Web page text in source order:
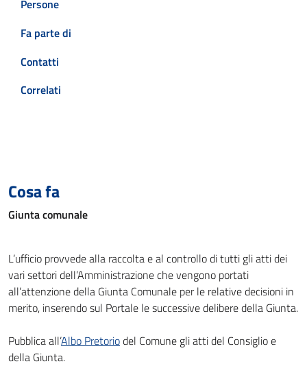
Persone
Fa parte di
Contatti
Correlati
Cosa fa
Giunta comunale
L’ufficio provvede alla raccolta e al controllo di tutti gli atti dei
vari settori dell’Amministrazione che vengono portati
all’attenzione della Giunta Comunale per le relative decisioni in
merito, inserendo sul Portale le successive delibere della Giunta.
Pubblica all’Albo Pretoriodel Comune gli atti del Consiglio e
della Giunta.